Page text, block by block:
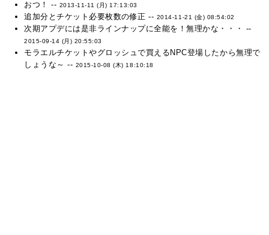
おつ！ -- 2013-11-11 (月) 17:13:03
追加分とチケット必要枚数の修正 -- 2014-11-21 (金) 08:54:02
次期アプデには是非ラインナップに全能を！無理かな・・・ --
2015-09-14 (月) 20:55:03
モラエルチケットやグロッシュで買えるNPC登場したから無理で
しょうな～ -- 2015-10-08 (木) 18:10:18